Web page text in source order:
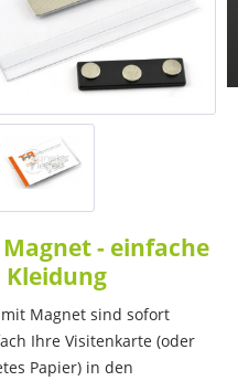
- einfache
Kleidung
Magnet sind sofort
Ihre Visitenkarte (oder
Papier) in den